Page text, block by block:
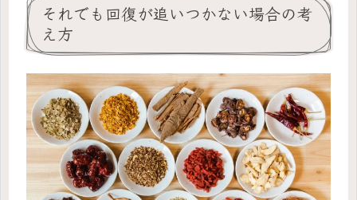
それでも回復が追いつかない場合の考
え方